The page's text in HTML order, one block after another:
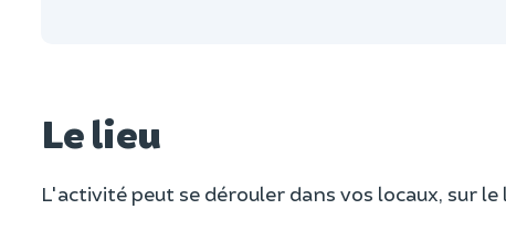
Le lieu
L'activité peut se dérouler dans vos locaux, sur